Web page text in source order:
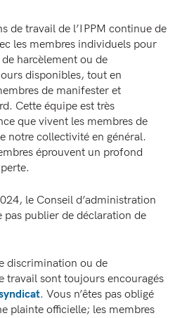
de travail de l’IPPM continue de
les membres individuels pour
harcèlement ou de
disponibles, tout en
de manifester et
Cette équipe est très
que vivent les membres de
notre collectivité en général.
éprouvent un profond
le Conseil d’administration
pas publier de déclaration de
discrimination ou de
travail sont toujours encouragés
. Vous n’êtes pas obligé
plainte officielle; les membres